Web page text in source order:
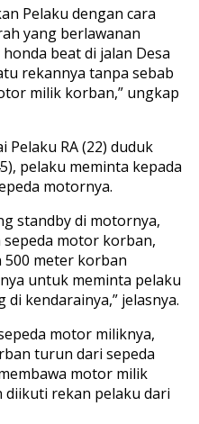
Pelaku dengan cara
yang berlawanan
beat di jalan Desa
rekannya tanpa sebab
milik korban,” ungkap
RA (22) duduk
pelaku meminta kepada
motornya.
standby di motornya,
motor korban,
meter korban
untuk meminta pelaku
kendarainya,” jelasnya.
motor miliknya,
turun dari sepeda
motor milik
rekan pelaku dari